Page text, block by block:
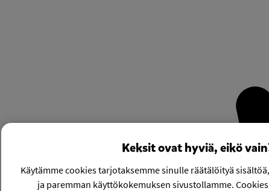
Keksit ovat hyviä, eikö
Käytämme cookies tarjotaksemme sinulle räätälöityä
ja paremman käyttökokemuksen sivustollamme.